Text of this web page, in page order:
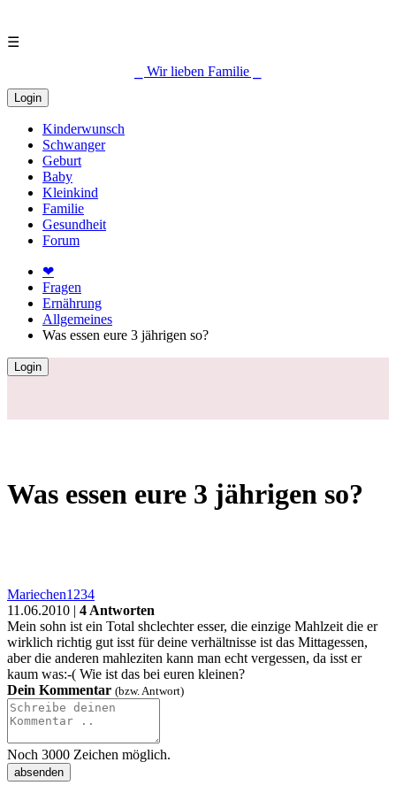
☰
⎯ Wir lieben Familie ⎯
Login
Kinderwunsch
Schwanger
Geburt
Baby
Kleinkind
Familie
Gesundheit
Forum
❤
Fragen
Ernährung
Allgemeines
Was essen eure 3 jährigen so?
Login
Was essen eure 3 jährigen so?
Mariechen1234
11.06.2010 | 4 Antworten
Mein sohn ist ein Total shclechter esser, die einzige Mahlzeit die er
wirklich richtig gut isst für deine verhältnisse ist das Mittagessen,
aber die anderen mahleziten kann man echt vergessen, da isst er
kaum was:-( Wie ist das bei euren kleinen?
Dein Kommentar (bzw. Antwort)
Noch 3000 Zeichen möglich.